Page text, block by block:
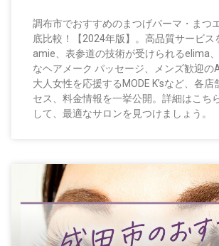
調布市でおすすめのまつげパーマ・まつ
底比較！【2024年版】。高品質サービス
amie、表参道の技術が受けられるelima
なヘアメーク パッセージ、メンズ歓迎の
大人女性を応援するMODE K’sなど、各店
セス、料金情報を一挙公開。詳細はこち
して、最適なサロンを見つけましょう。